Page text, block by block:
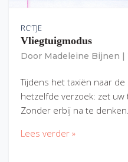
RC'TJE
Vliegtuigmodus
Door Madeleine Bijnen
Tijdens het taxiën naar
hetzelfde verzoek: zet uw
Zonder erbij na te denken…
Lees verder »